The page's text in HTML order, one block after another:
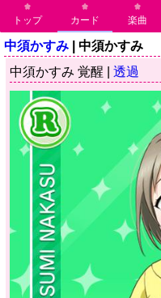
トップ カード 楽曲
中須かすみ | 中須かすみ
中須かすみ 覚醒 | 透過